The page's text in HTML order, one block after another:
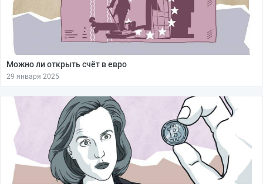
Можно ли открыть счёт в евро
29 января 2025